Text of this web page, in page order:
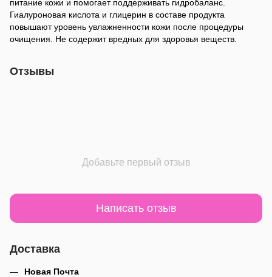
питание кожи и помогает поддерживать гидробаланс.
Гиалуроновая кислота и глицерин в составе продукта
повышают уровень увлажненности кожи после процедуры
очищения. Не содержит вредных для здоровья веществ.
Отзывы
Добавьте первый отзыв
Написать отзыв
Доставка
Новая Почта